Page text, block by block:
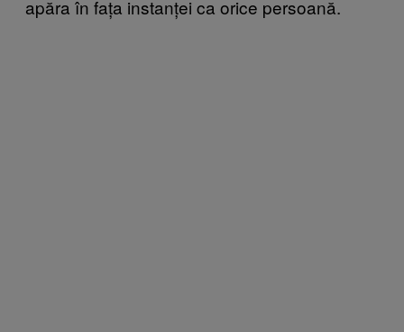
apăra în fața instanței ca orice persoană.